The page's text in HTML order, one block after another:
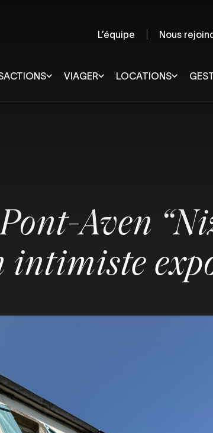
L’équipe Nous
et sa région
et sa région
VIAGER LOCATIONS
Aven